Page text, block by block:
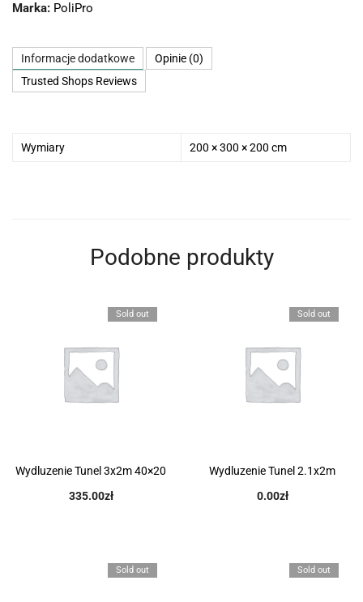
Marka: PoliPro
Informacje dodatkowe
Opinie (0)
Trusted Shops Reviews
Wymiary 200 × 300 × 200 cm
Podobne produkty
Sold out
Wydluzenie Tunel 3x2m 40×20
335.00zł
Sold out
Wydluzenie Tunel 2.1x2m
0.00zł
Sold out Sold out